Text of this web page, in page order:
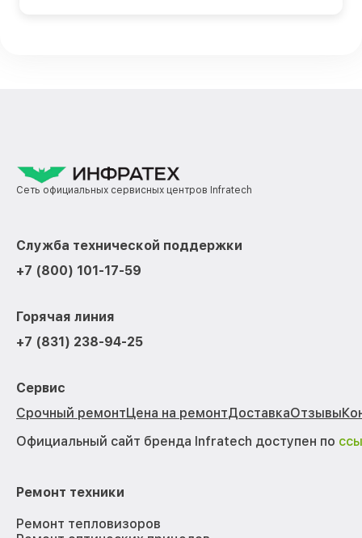
Сеть официальных сервисных центров Infratech
Служба технической поддержки
+7 (800) 101-17-59
Горячая линия
+7 (831) 238-94-25
Сервис
Срочный ремонтЦена на ремонтДоставкаОтзывы
Официальный сайт бренда Infratech доступен по
Ремонт техники
Ремонт тепловизоров